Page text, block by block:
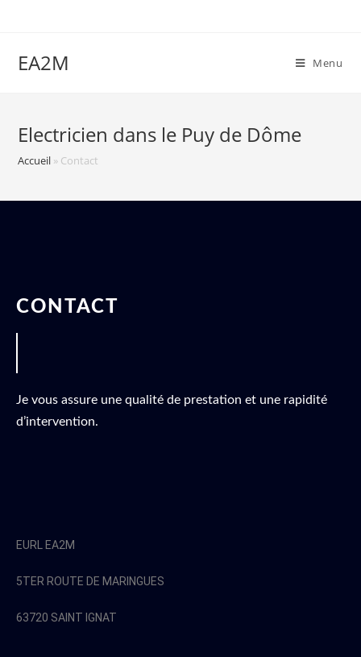
EA2M Menu
Electricien dans le Puy de Dôme
Accueil » Contact
CONTACT
Je vous assure une qualité de prestation et une rapidité
d’intervention.
EURL EA2M
5TER ROUTE DE MARINGUES
63720 SAINT IGNAT